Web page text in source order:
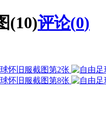
(10)评论(0)